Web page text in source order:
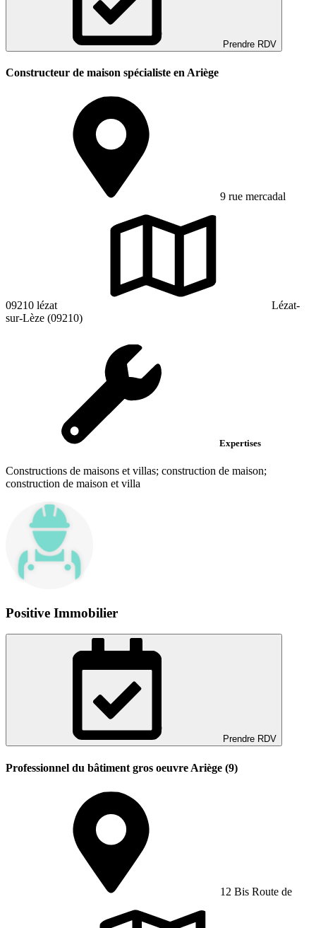
Prendre RDV
Constructeur de maison spécialiste en Ariège
9 rue mercadal
09210 lézat
Lézat-
sur-Lèze (09210)
Expertises
Constructions de maisons et villas; construction de maison;
construction de maison et villa
Positive Immobilier
Prendre RDV
Professionnel du bâtiment gros oeuvre Ariège (9)
12 Bis Route de